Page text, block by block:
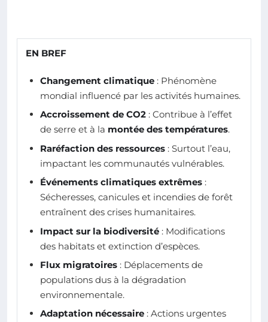
EN BREF
Changement climatique : Phénomène
mondial influencé par les activités humaines.
Accroissement de CO2 : Contribue à l’effet
de serre et à la montée des températures.
Raréfaction des ressources : Surtout l’eau,
impactant les communautés vulnérables.
Événements climatiques extrêmes :
Sécheresses, canicules et incendies de forêt
entraînent des crises humanitaires.
Impact sur la biodiversité : Modifications
des habitats et extinction d’espèces.
Flux migratoires : Déplacements de
populations dus à la dégradation
environnementale.
Adaptation nécessaire : Actions urgentes